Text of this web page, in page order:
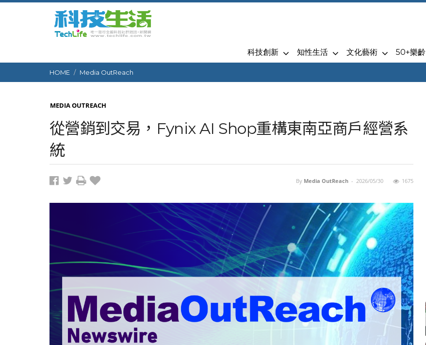
科技創新 知性生活 文化藝術 50+樂齡
HOME Media OutReach
MEDIA OUTREACH
從營銷到交易，Fynix AI Shop重構東南亞商戶經營系
統
By Media OutReach - 2026/05/30 1675